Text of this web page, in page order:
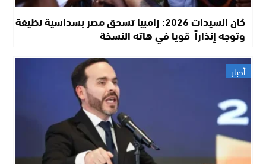
كان السيدات 2026: زامبيا تسحق مصر بسداسية نظيفة
وتوجه إنذاراً قويا في هاته النسخة
أخبار